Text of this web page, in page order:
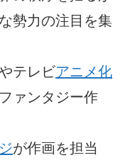
勢力の注目を集
テレビアニメ化
ァンタジー作
が作画を担当